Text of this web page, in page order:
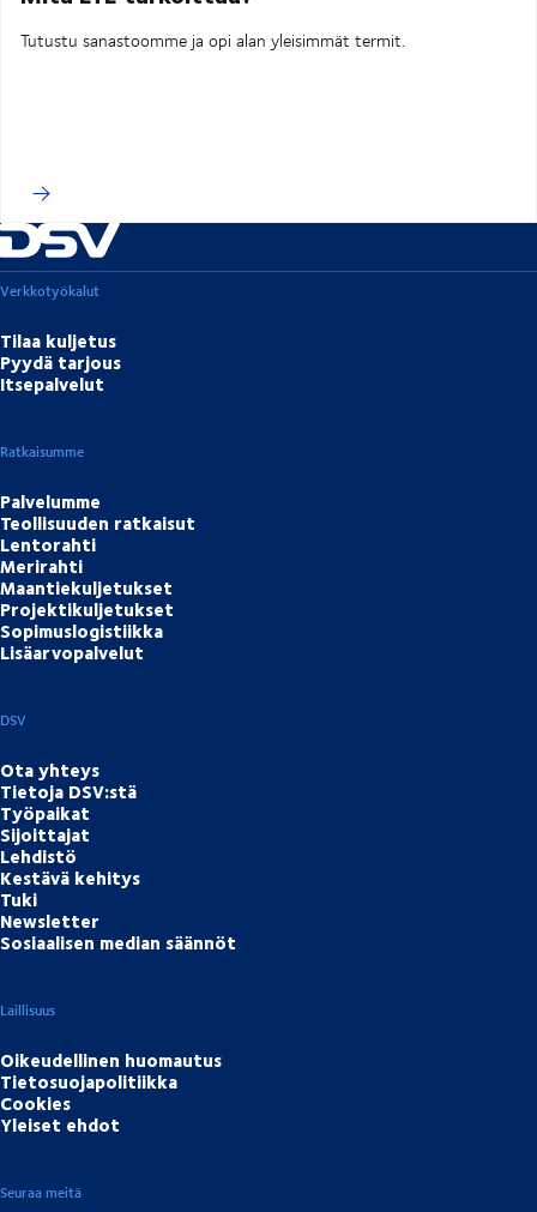
Tutustu sanastoomme ja opi alan yleisimmät termit.
Verkkotyökalut
Tilaa kuljetus
Pyydä tarjous
Itsepalvelut
Ratkaisumme
Palvelumme
Teollisuuden ratkaisut
Lentorahti
Merirahti
Maantiekuljetukset
Projektikuljetukset
Sopimuslogistiikka
Lisäarvopalvelut
DSV
Ota yhteys
Tietoja DSV:stä
Työpaikat
Sijoittajat
Lehdistö
Kestävä kehitys
Tuki
Newsletter
Sosiaalisen median säännöt
Laillisuus
Oikeudellinen huomautus
Tietosuojapolitiikka
Cookies
Yleiset ehdot
Seuraa meitä